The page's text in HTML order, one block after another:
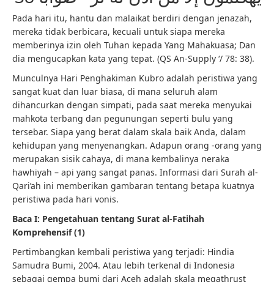
Pada hari itu, hantu dan malaikat berdiri dengan jenazah,
mereka tidak berbicara, kecuali untuk siapa mereka
memberinya izin oleh Tuhan kepada Yang Mahakuasa; Dan
dia mengucapkan kata yang tepat. (QS An-Supply ‘/ 78: 38).
Munculnya Hari Penghakiman Kubro adalah peristiwa yang
sangat kuat dan luar biasa, di mana seluruh alam
dihancurkan dengan simpati, pada saat mereka menyukai
mahkota terbang dan pegunungan seperti bulu yang
tersebar. Siapa yang berat dalam skala baik Anda, dalam
kehidupan yang menyenangkan. Adapun orang -orang yang
merupakan sisik cahaya, di mana kembalinya neraka
hawhiyah – api yang sangat panas. Informasi dari Surah al-
Qari’ah ini memberikan gambaran tentang betapa kuatnya
peristiwa pada hari vonis.
Baca I: Pengetahuan tentang Surat al-Fatihah
Komprehensif (1)
Pertimbangkan kembali peristiwa yang terjadi: Hindia
Samudra Bumi, 2004. Atau lebih terkenal di Indonesia
sebagai gempa bumi dari Aceh adalah skala megathrust